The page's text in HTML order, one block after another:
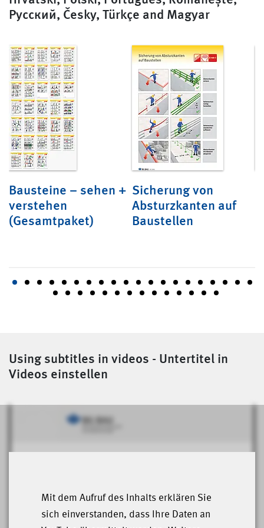
Pyсский, Česky, Türkçe and Magyar
Bausteine – sehen +
verstehen
(Gesamtpaket)
Sicherung von
Absturzkanten auf
Baustellen
Using subtitles in videos - Untertitel in
Videos einstellen
Mit dem Aufruf des Inhalts erklären Sie
sich einverstanden, dass Ihre Daten an